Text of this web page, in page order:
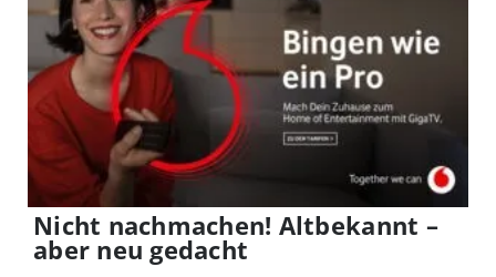
Nicht nachmachen! Altbekannt –
aber neu gedacht